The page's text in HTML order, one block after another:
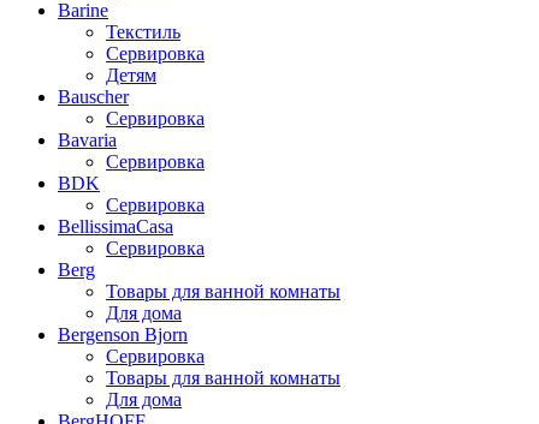
Barine
Текстиль
Сервировка
Детям
Bauscher
Сервировка
Bavaria
Сервировка
BDK
Сервировка
BellissimaCasa
Сервировка
Berg
Товары для ванной комнаты
Для дома
Bergenson Bjorn
Сервировка
Товары для ванной комнаты
Для дома